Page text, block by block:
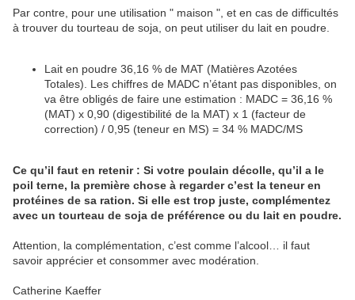
Par contre, pour une utilisation " maison ", et en cas de difficultés
à trouver du tourteau de soja, on peut utiliser du lait en poudre.
Lait en poudre 36,16 % de MAT (Matières Azotées
Totales). Les chiffres de MADC n’étant pas disponibles, on
va être obligés de faire une estimation : MADC = 36,16 %
(MAT) x 0,90 (digestibilité de la MAT) x 1 (facteur de
correction) / 0,95 (teneur en MS) = 34 % MADC/MS
Ce qu’il faut en retenir : Si votre poulain décolle, qu’il a le
poil terne, la première chose à regarder c’est la teneur en
protéines de sa ration. Si elle est trop juste, complémentez
avec un tourteau de soja de préférence ou du lait en poudre.
Attention, la complémentation, c’est comme l’alcool… il faut
savoir apprécier et consommer avec modération.
Catherine Kaeffer